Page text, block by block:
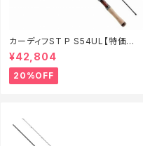
カーディフST P S54UL【特価ロッ
ド】【20】
¥42,804
20%OFF